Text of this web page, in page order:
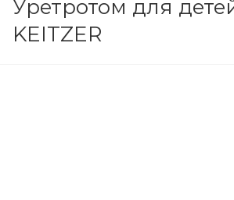
Уретротом для
KEITZER